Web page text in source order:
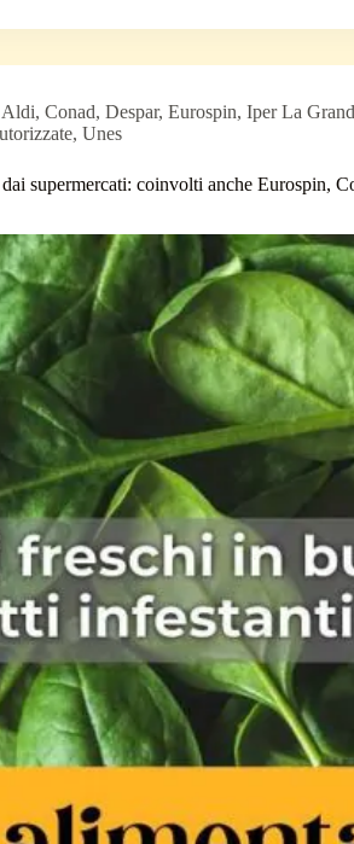
Aldi, Conad, Despar, Eurospin, Iper La
, Unes
supermercati: coinvolti anche Eurospin,